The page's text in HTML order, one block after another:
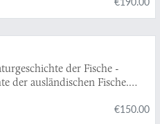
der Fische -
der ausländischen Fische.
L'embrion de la scie."
€150.00